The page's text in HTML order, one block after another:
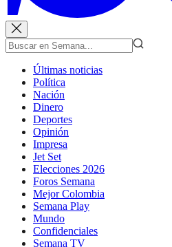
Últimas noticias
Política
Nación
Dinero
Deportes
Opinión
Impresa
Jet Set
Elecciones 2026
Foros Semana
Mejor Colombia
Semana Play
Mundo
Confidenciales
Semana TV